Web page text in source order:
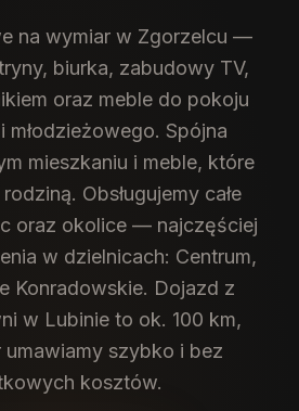
na wymiar w Zgorzelcu —
biurka, zabudowy TV,
oraz meble do pokoju
młodzieżowego. Spójna
mieszkaniu i meble, które
Obsługujemy całe
oraz okolice — najczęściej
w dzielnicach: Centrum,
Konradowskie. Dojazd z
w Lubinie to ok. 100 km,
szybko i bez
kosztów.